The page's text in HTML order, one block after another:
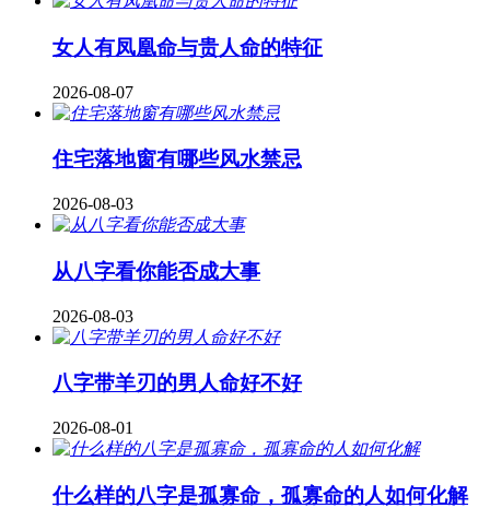
女人有凤凰命与贵人命的特征
2026-08-07
住宅落地窗有哪些风水禁忌
2026-08-03
从八字看你能否成大事
2026-08-03
八字带羊刃的男人命好不好
2026-08-01
什么样的八字是孤寡命，孤寡命的人如何化解